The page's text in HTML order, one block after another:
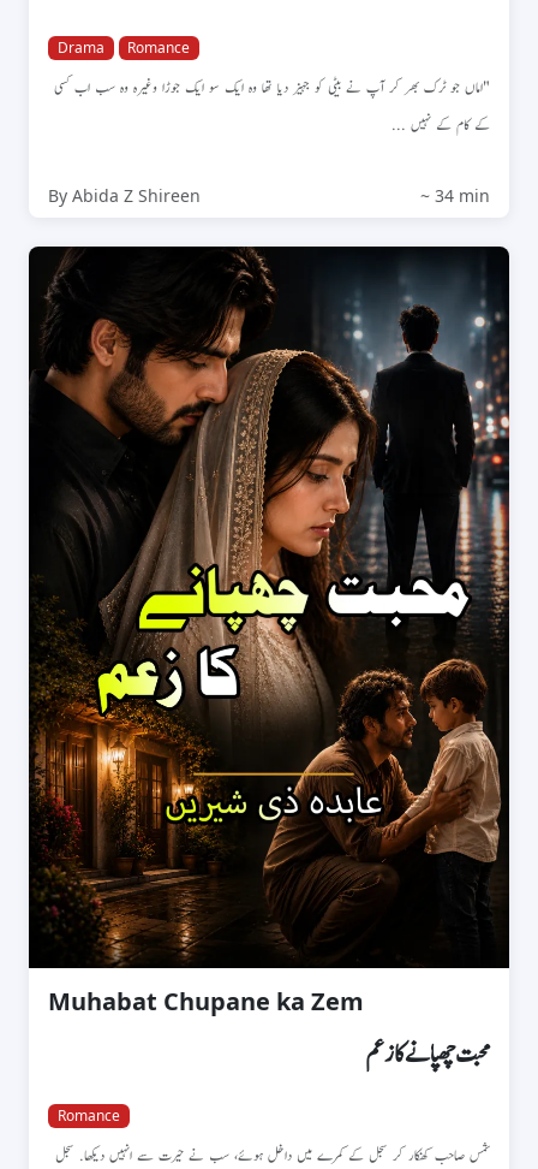
Drama Romance
"اماں جو ٹرک بھر کر آپ نے بیٹی کو جہیز دیا تھا وہ ایک سو ایک جوڑا وغیرہ وہ سب اب کسی
کے کام کے نہیں ...
By Abida Z Shireen ~ 34 min
‏Muhabat Chupane ka Zem
محبت چھپانے کا زعم
Romance
شمس صاحب کھنکار کر سجل کے کمرے میں داخل ہوئے، سب نے حیرت سے انہیں دیکھا. سجل